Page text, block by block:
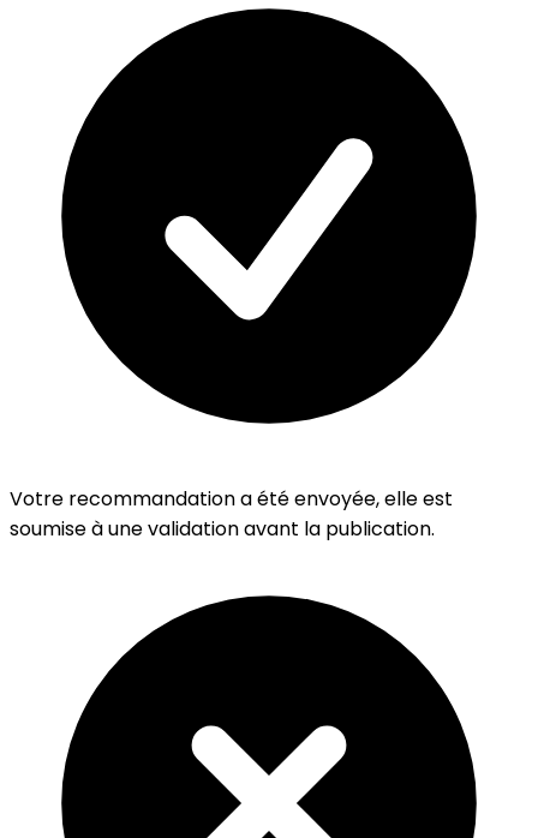
Votre recommandation a été envoyée, elle est
soumise à une validation avant la publication.